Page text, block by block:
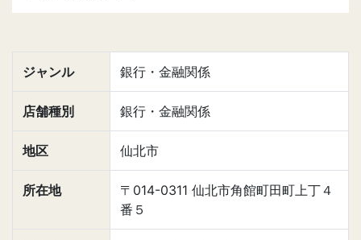
ジャンル 銀行・金融関係
店舗種別 銀行・金融関係
地区 仙北市
所在地
〒014-0311 仙北市角館町田町上丁４
番５